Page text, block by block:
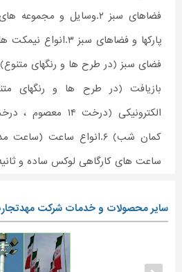
فضاهای سبز ۲.وسایل و
پارکها و فضاهای سبز
الکترونیکی (درخت
کمان شب) ۶.انواع ساعت
ساعت های کارگاهی لوکس ساده و
سایر محصولات و خدمات شرکت